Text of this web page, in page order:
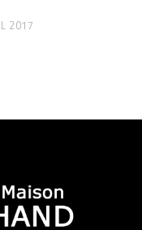
2017